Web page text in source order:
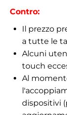
Contro:
Il prezzo
a tutte le
Alcuni
touch
Al
dispositivi